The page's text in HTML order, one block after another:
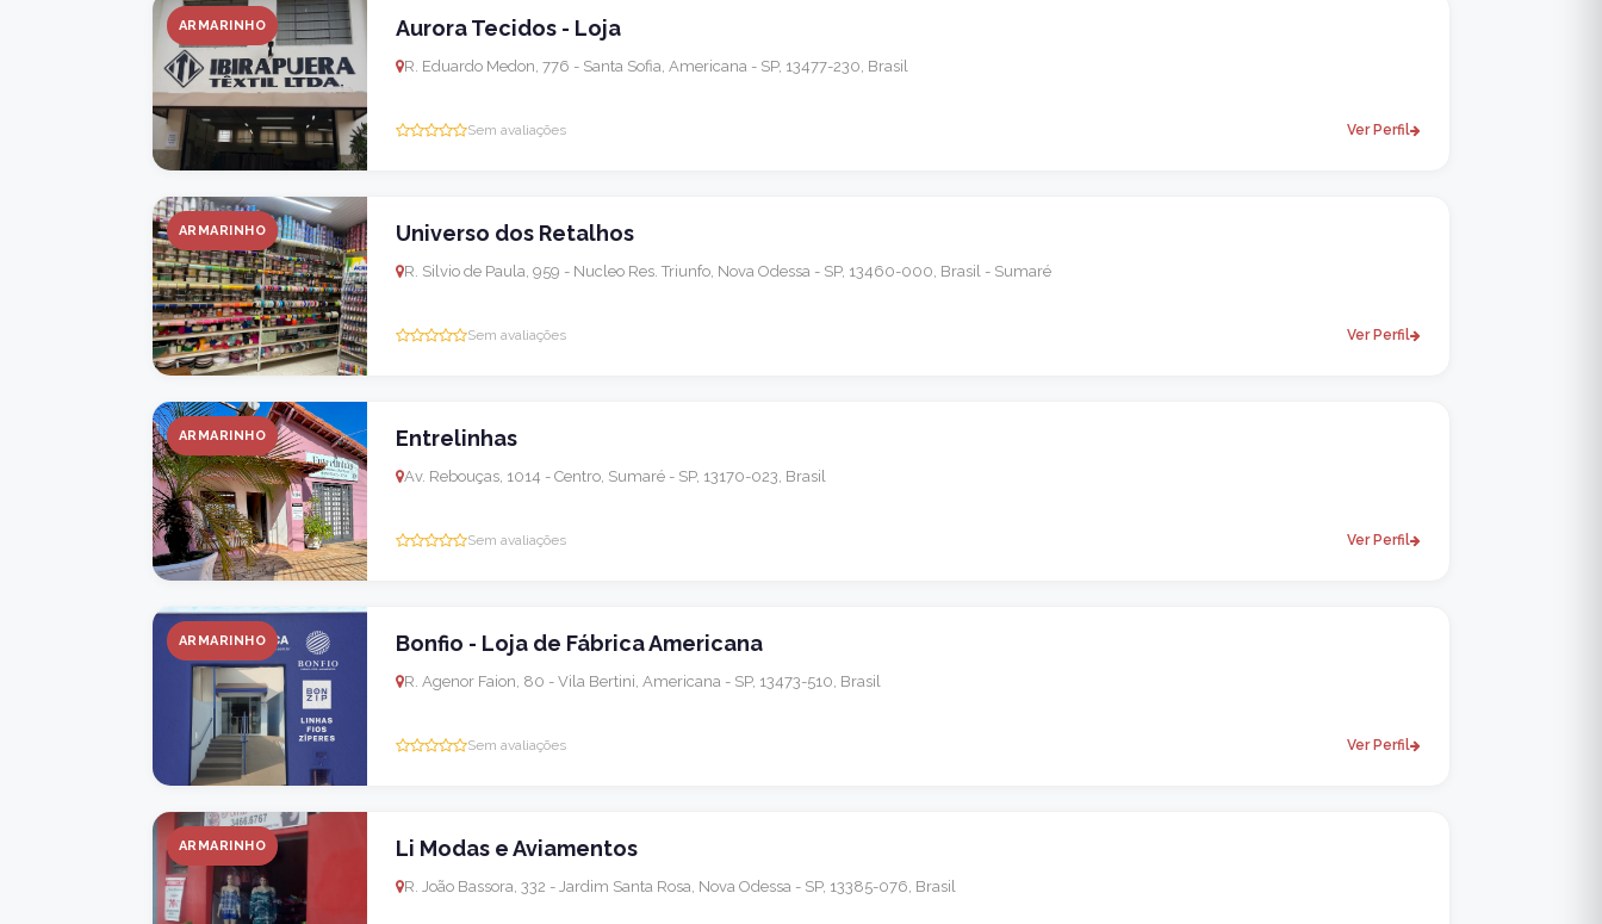
ARMARINHO Aurora Tecidos - Loja
R. Eduardo Medon, 776 - Santa Sofia, Americana - SP, 13477-230, Brasil
Sem avaliações Ver Perfil
ARMARINHO Universo dos Retalhos
R. Silvio de Paula, 959 - Nucleo Res. Triunfo, Nova Odessa - SP, 13460-000, Brasil - Sumaré
Sem avaliações Ver Perfil
ARMARINHO Entrelinhas
Av. Rebouças, 1014 - Centro, Sumaré - SP, 13170-023, Brasil
Sem avaliações Ver Perfil
ARMARINHO Bonfio - Loja de Fábrica Americana
R. Agenor Faion, 80 - Vila Bertini, Americana - SP, 13473-510, Brasil
Sem avaliações Ver Perfil
ARMARINHO Li Modas e Aviamentos
R. João Bassora, 332 - Jardim Santa Rosa, Nova Odessa - SP, 13385-076, Brasil